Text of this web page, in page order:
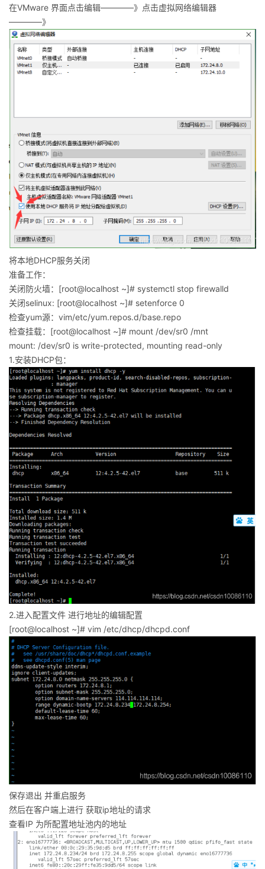
在VMware 界面点击编辑————》点击虚拟网络编辑器
————》
将本地DHCP服务关闭
准备工作：
关闭防火墙：[root@localhost ~]# systemctl stop firewalld
关闭selinux: [root@localhost ~]# setenforce 0
检查yum源：vim/etc/yum.repos.d/base.repo
检查挂载：[root@localhost ~]# mount /dev/sr0 /mnt
mount: /dev/sr0 is write-protected, mounting read-only
1.安装DHCP包：
2.进入配置文件 进行地址的编辑配置
[root@localhost ~]# vim /etc/dhcp/dhcpd.conf
保存退出 并重启服务
然后在客户端上进行 获取ip地址的请求
查看IP 为所配置地址池内的地址